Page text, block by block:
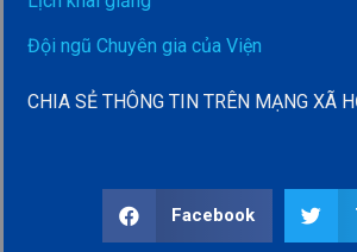
Đội ngũ Chuyên gia của Viện
CHIA SẺ THÔNG TIN TRÊN MẠNG XÃ
Facebook